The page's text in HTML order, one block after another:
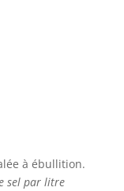
à ébullition.
sel par litre